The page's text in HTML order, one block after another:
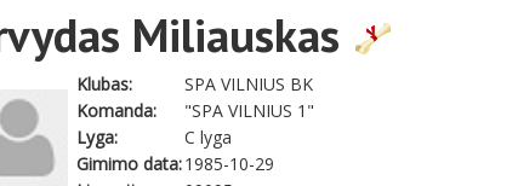
Miliauskas
Klubas:
SPA VILNIUS BK
Komanda:
"SPA VILNIUS 1"
Lyga:
C lyga
Gimimo data:1985-10-29